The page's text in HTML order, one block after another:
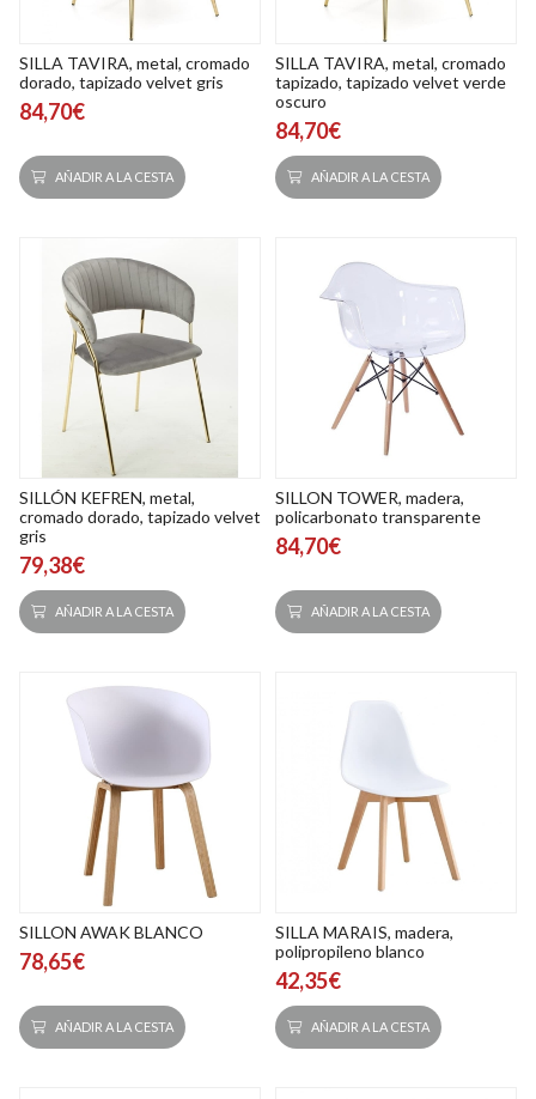
SILLA TAVIRA, metal, cromado
dorado, tapizado velvet gris
84,70€
AÑADIR A LA CESTA
SILLA TAVIRA, metal, cromado
tapizado, tapizado velvet verde
oscuro
84,70€
AÑADIR A LA CESTA
SILLÓN KEFREN, metal,
cromado dorado, tapizado velvet
gris
79,38€
AÑADIR A LA CESTA
SILLON TOWER, madera,
policarbonato transparente
84,70€
AÑADIR A LA CESTA
SILLON AWAK BLANCO
78,65€
AÑADIR A LA CESTA
SILLA MARAIS, madera,
polipropileno blanco
42,35€
AÑADIR A LA CESTA